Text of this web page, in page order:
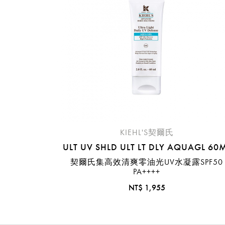
KIEHL'S契爾氏
ULT UV SHLD ULT LT DLY AQUAGL
契爾氏集高效清爽零油光UV水凝露SPF50
PA++++
NT$ 1,955